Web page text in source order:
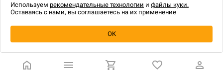
Уведомить о наличии
технологии.
Используем рекомендательные технологии и файлы куки.
Оставаясь с нами, вы соглашаетесь на их применение
OK